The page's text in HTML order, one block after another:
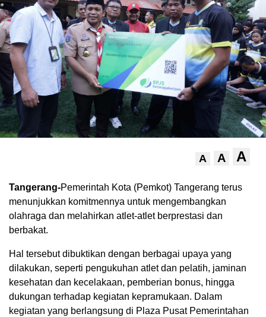
A A A
Tangerang-Pemerintah Kota (Pemkot) Tangerang terus
menunjukkan komitmennya untuk mengembangkan
olahraga dan melahirkan atlet-atlet berprestasi dan
berbakat.
Hal tersebut dibuktikan dengan berbagai upaya yang
dilakukan, seperti pengukuhan atlet dan pelatih, jaminan
kesehatan dan kecelakaan, pemberian bonus, hingga
dukungan terhadap kegiatan kepramukaan. Dalam
kegiatan yang berlangsung di Plaza Pusat Pemerintahan